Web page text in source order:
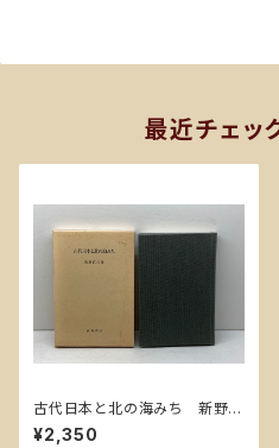
最近チェッ
古代日本と北の海みち 新野直
吉 著 髙科書店
¥2,350